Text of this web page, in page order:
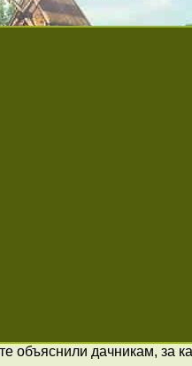
объяснили дачникам, за